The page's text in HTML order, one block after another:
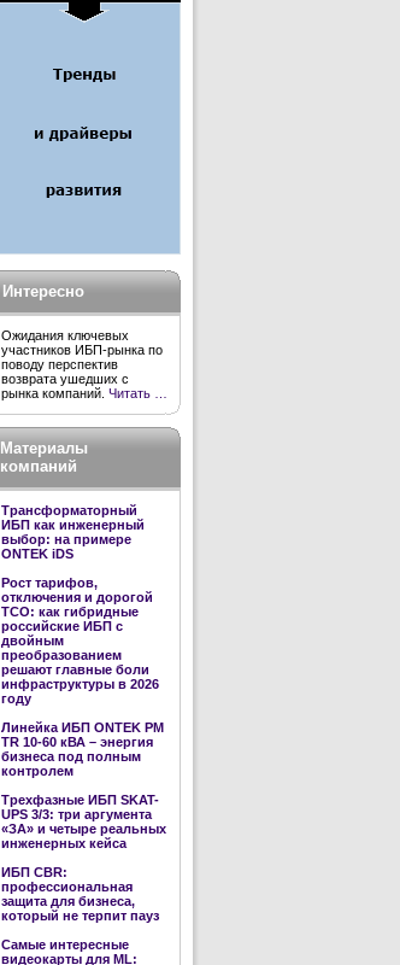
Интересно
Ожидания ключевых
участников ИБП-рынка по
поводу перспектив
возврата ушедших с
рынка компаний. Читать …
Материалы
компаний
Трансформаторный
ИБП как инженерный
выбор: на примере
ONTEK iDS
Рост тарифов,
отключения и дорогой
TCO: как гибридные
российские ИБП с
двойным
преобразованием
решают главные боли
инфраструктуры в 2026
году
Линейка ИБП ONTEK PM
TR 10-60 кВА – энергия
бизнеса под полным
контролем
Трехфазные ИБП SKAT-
UPS 3/3: три аргумента
«ЗА» и четыре реальных
инженерных кейса
ИБП CBR:
профессиональная
защита для бизнеса,
который не терпит пауз
Самые интересные
видеокарты для ML: